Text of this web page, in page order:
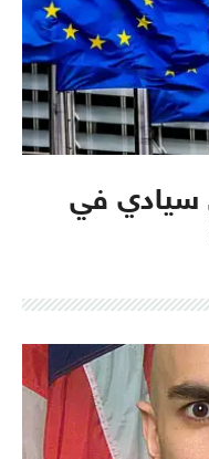
سيادي في